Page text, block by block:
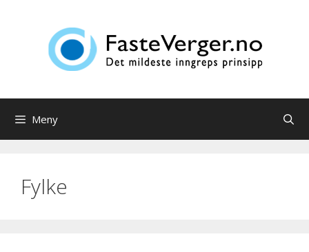
Meny
Fylke